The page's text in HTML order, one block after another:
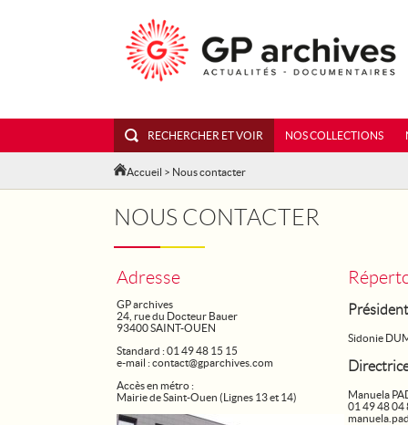
RECHERCHER ET VOIR NOS COLLECTIONS
Accueil > Nous contacter
NOUS CONTACTER
Adresse
GP archives
24, rue du Docteur Bauer
93400 SAINT-OUEN
Standard : 01 49 48 15 15
e-mail :contact@gparchives.com
Accès en métro :
Mairie de Saint-Ouen (Lignes 13 et 14)
Sidonie
Manuela
01 49 48 04